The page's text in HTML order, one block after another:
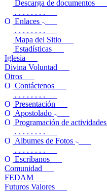
Descarga de documentos
. . . . . . . .
Enlaces
. . . . . . . .
Mapa del Sitio
Estadísticas
Iglesia
Divina Voluntad
Otros
Contáctenos
. . . . . . . .
Presentación
Apostolado
Programación de actividades
. . . . . . . .
Albumes de Fotos
. . . . . . . .
Escríbanos
Comunidad
FEDAM
Futuros Valores